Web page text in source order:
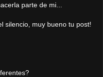
parte de mi...
silencio, muy bueno tu post!